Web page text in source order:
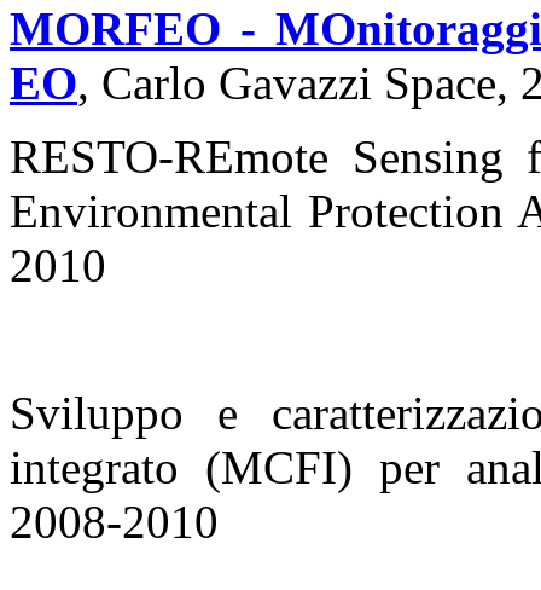
MORFEO -
EO, Carlo Gavazzi Space,
RESTO-REmote Sensing
Environmental Protection
2010
Sviluppo e
integrato (MCFI) per
2008-2010